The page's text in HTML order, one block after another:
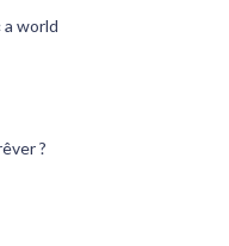
a world
?